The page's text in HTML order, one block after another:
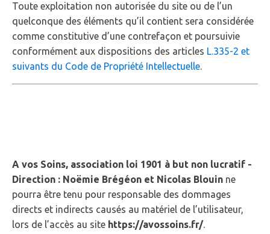
Toute exploitation non autorisée du site ou de l’un
quelconque des éléments qu’il contient sera considérée
comme constitutive d’une contrefaçon et poursuivie
conformément aux dispositions des articles L.335-2 et
suivants du Code de Propriété Intellectuelle.
A vos Soins, association loi 1901 à but non lucratif -
Direction : Noëmie Brégéon et Nicolas Blouin ne
pourra être tenu pour responsable des dommages
directs et indirects causés au matériel de l’utilisateur,
lors de l’accès au site https://avossoins.fr/.